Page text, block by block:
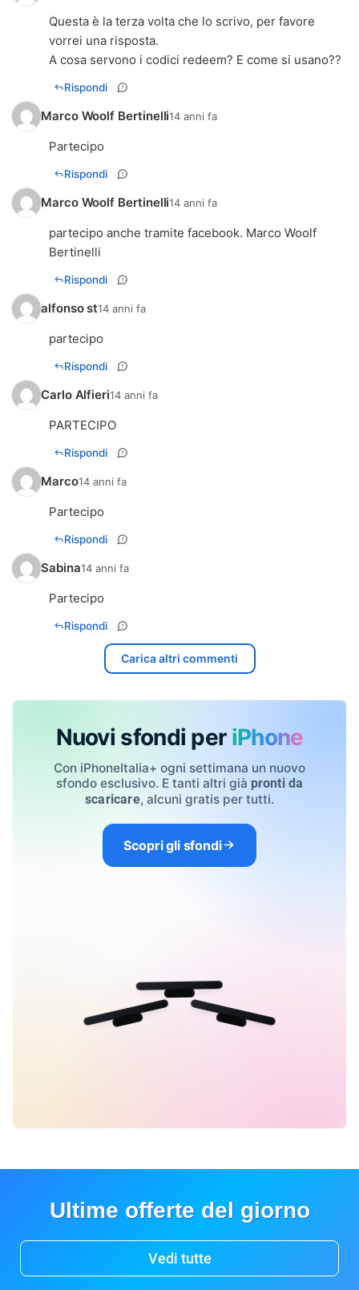
Questa è la terza volta che lo scrivo, per favore
vorrei una risposta.
A cosa servono i codici redeem? E come si usano??
Rispondi
Marco Woolf Bertinelli14 anni fa
Partecipo
Rispondi
Marco Woolf Bertinelli14 anni fa
partecipo anche tramite facebook. Marco Woolf
Bertinelli
Rispondi
alfonso st14 anni fa
partecipo
Rispondi
Carlo Alfieri14 anni fa
PARTECIPO
Rispondi
Marco14 anni fa
Partecipo
Rispondi
Sabina14 anni fa
Partecipo
Rispondi
Carica altri commenti
Nuovi sfondi per iPhone
Con iPhoneItalia+ ogni settimana un nuovo
sfondo esclusivo. E tanti altri già pronti da
scaricare, alcuni gratis per tutti.
Scopri gli sfondi
Ultime offerte del giorno
Vedi tutte